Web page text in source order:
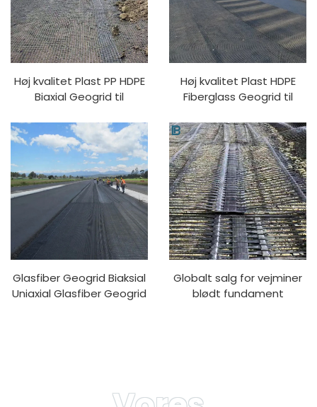
Høj kvalitet Plast PP HDPE
Biaxial Geogrid til
pris Fiberglass og
Polyester Material Lavet i
Kina
Høj kvalitet Plast HDPE
Fiberglass Geogrid til
prøve for 40-40KN 50-
50KN 80-80KN 200-200KN
Veje
Glasfiber Geogrid Biaksial
Uniaxial Glasfiber Geogrid
Globalt salg for vejminer
blødt fundament